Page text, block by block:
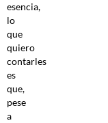
esencia,
lo
que
quiero
contarles
es
que,
pese
a